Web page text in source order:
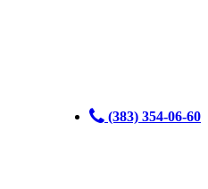
(383) 354-06-60